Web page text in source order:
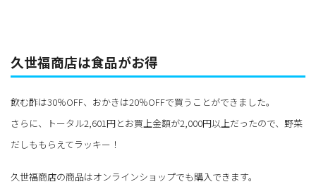
久世福商店は食品がお得
飲む酢は30％OFF、おかきは20％OFFで買うことができました。
さらに、トータル2,601円とお買上金額が2,000円以上だったので、野菜
だしももらえてラッキー！
久世福商店の商品はオンラインショップでも購入できます。